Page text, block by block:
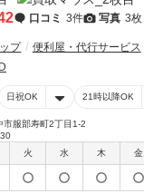
口コミ 3件 写真 3枚
プ 便利屋・代行サービス
日祝OK 21時以降OK
市服部寿町2丁目1-2
火 水 木 金